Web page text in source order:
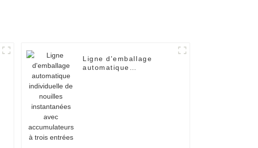
Ligne d'emballage
automatique